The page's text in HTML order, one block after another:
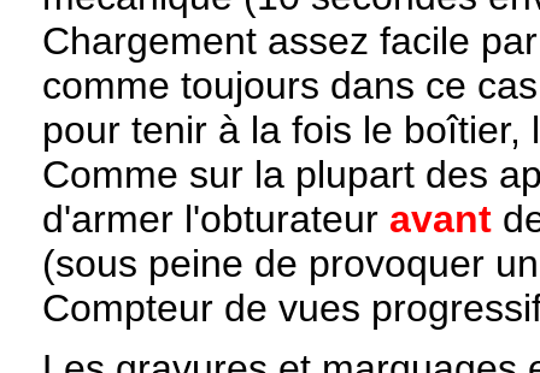
Chargement assez facile
comme toujours dans ce
pour tenir à la fois le boîtier,
Comme sur la plupart des
d'armer l'obturateur avant
(sous peine de provoquer
Compteur de vues